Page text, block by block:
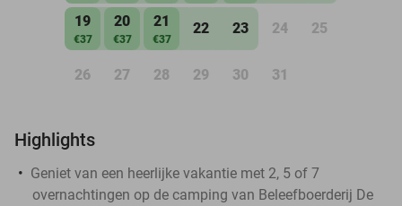
19
€37
20
€37
21
€37
22 23 24 25
26 27 28 29 30 31
Highlights
Geniet van een heerlijke vakantie met 2, 5 of 7
overnachtingen op de camping van Beleefboerderij De